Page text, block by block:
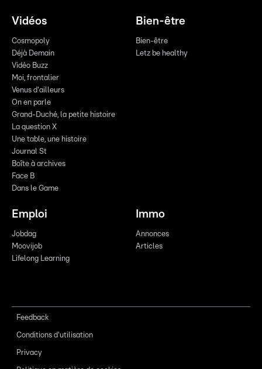
Vidéos
Cosmopoly
Déjà Demain
Vidéo Buzz
Moi, frontalier
Venus d'ailleurs
On en parle
Grand-Duché, la petite histoire
La question X
Une table, une histoire
Journal St
Boîte à archives
Face B
Dans le Game
Bien-être
Bien-être
Letz be healthy
Emploi
Jobdag
Moovijob
Lifelong Learning
Immo
Annonces
Articles
Feedback
Conditions d'utilisation
Privacy